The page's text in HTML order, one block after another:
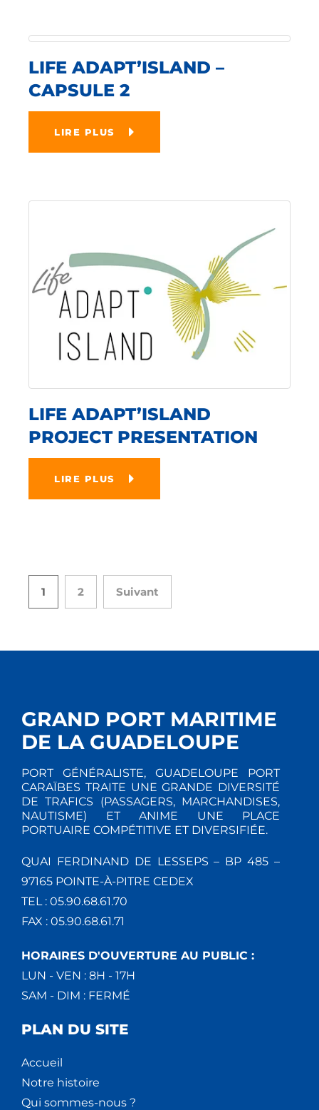
LIFE ADAPT’ISLAND –
CAPSULE 2
LIRE PLUS
LIFE ADAPT’ISLAND
PROJECT PRESENTATION
LIRE PLUS
1 2 Suivant
GRAND PORT MARITIME
DE LA GUADELOUPE
PORT GÉNÉRALISTE, GUADELOUPE PORT
CARAÏBES TRAITE UNE GRANDE DIVERSITÉ
DE TRAFICS (PASSAGERS, MARCHANDISES,
NAUTISME) ET ANIME UNE PLACE
PORTUAIRE COMPÉTITIVE ET DIVERSIFIÉE.
QUAI FERDINAND DE LESSEPS – BP 485 –
97165 POINTE-À-PITRE CEDEX
TEL : 05.90.68.61.70
FAX : 05.90.68.61.71
HORAIRES D'OUVERTURE AU PUBLIC :
LUN - VEN : 8H - 17H
SAM - DIM : FERMÉ
PLAN DU SITE
Accueil
Notre histoire
Qui sommes-nous ?